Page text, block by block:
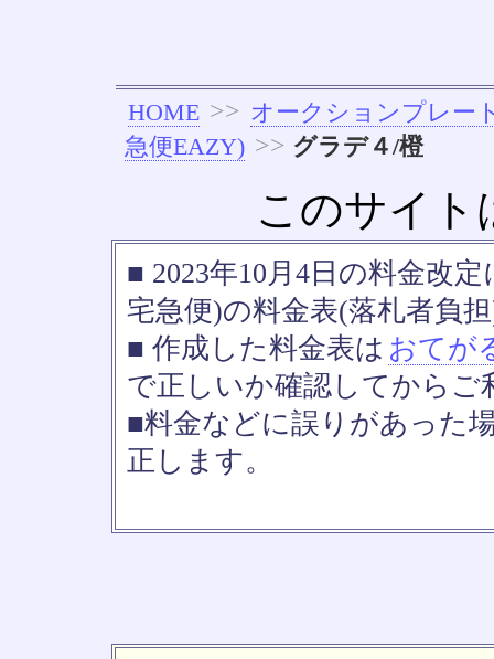
HOME >> オークションプレー
急便EAZY) >> グラデ４/橙
このサイト
■ 2023年10月4日の料金改
宅急便)の料金表(落札者負
■ 作成した料金表は おてが
で正しいか確認してからご
■料金などに誤りがあった
正します。